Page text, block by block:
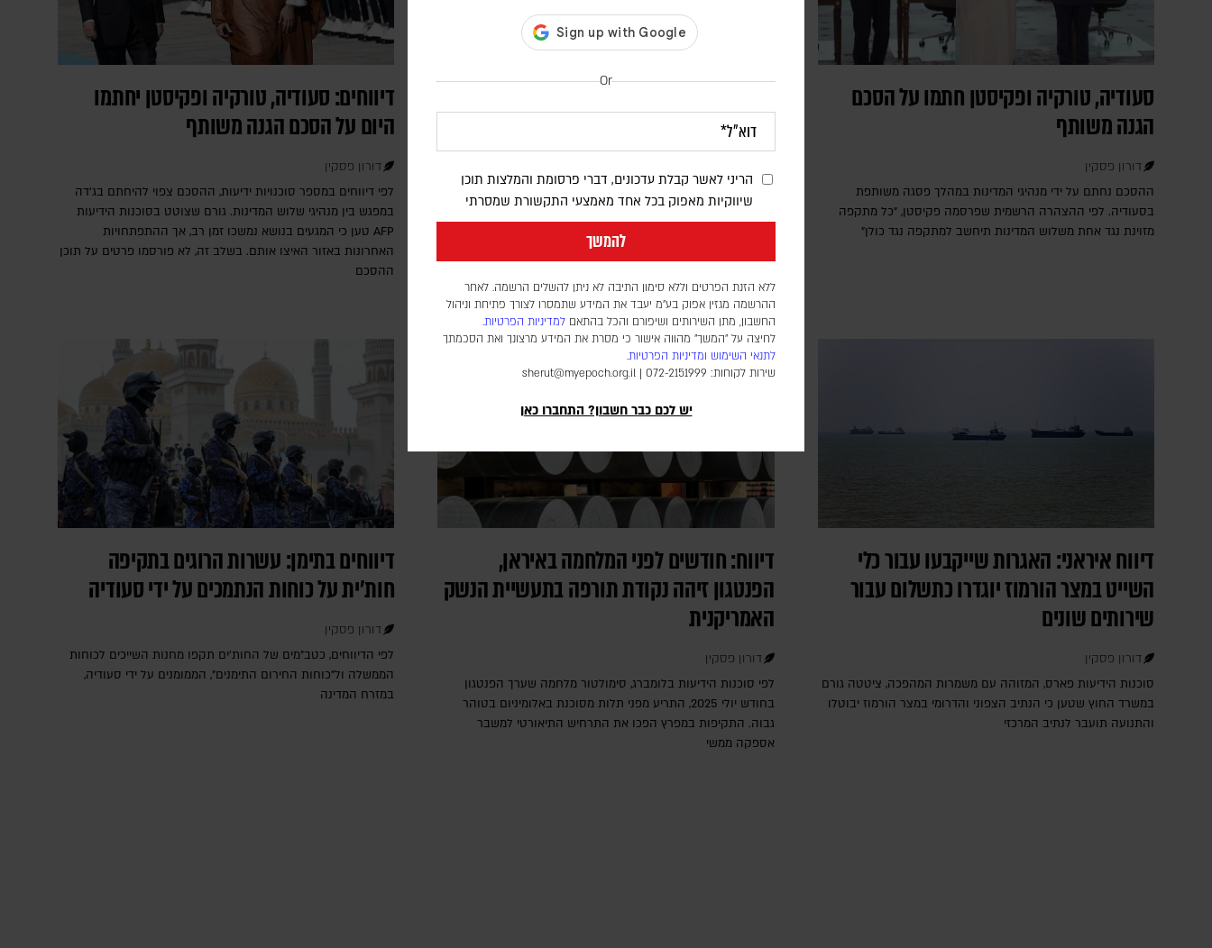
Or
הריני לאשר קבלת עדכונים, דברי פרסומת והמלצות תוכן
שיווקיות מאפוק בכל אחד מאמצעי התקשורת שמסרתי
להמשך
ללא הזנת הפרטים וללא סימון התיבה לא ניתן להשלים הרשמה. לאחר
ההרשמה מגזין אפוק בע״מ יעבד את המידע שתמסרו לצורך פתיחת וניהול
החשבון, מתן השירותים ושיפורם והכל בהתאם למדיניות הפרטיות.
לחיצה על "המשך" מהווה אישור כי מסרת את המידע מרצונך ואת הסכמתך
לתנאי השימוש ומדיניות הפרטיות.
שירות לקוחות: 072-2151999 |
sherut@myepoch.org.il
יש לכם כבר חשבון? התחברו כאן
סעודיה, טורקיה ופקיסטן חתמו על הסכם
הגנה משותף
דורון פסקין
ההסכם נחתם על ידי מנהיגי המדינות במהלך פסגה משותפת
בסעודיה. לפי ההצהרה הרשמית שפרסמה פקיסטן, "כל מתקפה
מזוינת נגד אחת משלוש המדינות תיחשב למתקפה נגד כולן"
באוגנדה אישר שליחת חיילים לרצועת עזה
במסגרת כוח הייצוב הבין-לאומי
דורון פסקין
מספר החיילים ומועד פריסתם טרם פורסמו. הכוח הבין-לאומי עדיין
לא נפרס ברצועה, וממתין ליישום השלב השני וכניסת המנהלת
הפלסטינית שאמורה לנהל את הרצועה
דיווחים: סעודיה, טורקיה ופקיסטן יחתמו
היום על הסכם הגנה משותף
דורון פסקין
לפי דיווחים במספר סוכנויות ידיעות, ההסכם צפוי להיחתם בג'דה
במפגש בין מנהיגי שלוש המדינות. גורם שצוטט בסוכנות הידיעות
AFP טען כי המגעים בנושא נמשכו זמן רב, אך ההתפתחויות
האחרונות באזור האיצו אותם. בשלב זה, לא פורסמו פרטים על תוכן
ההסכם
דיווח איראני: האגרות שייקבעו עבור כלי
השייט במצר הורמוז יוגדרו כתשלום עבור
שירותים שונים
דורון פסקין
סוכנות הידיעות פארס, המזוהה עם משמרות המהפכה, ציטטה גורם
במשרד החוץ שטען כי הנתיב הצפוני והדרומי במצר הורמוז יבוטלו
והתנועה תועבר לנתיב המרכזי
דיווח: חודשים לפני המלחמה באיראן,
הפנטגון זיהה נקודת תורפה בתעשיית הנשק
האמריקנית
דורון פסקין
לפי סוכנות הידיעות בלומברג, סימולטור מלחמה שערך הפנטגון
בחודש יולי 2025, התריע מפני תלות מסוכנת באלומיניום בטוהר
גבוה. התקיפות במפרץ הפכו את התרחיש התיאורטי למשבר
אספקה ממשי
דיווחים בתימן: עשרות הרוגים בתקיפה
חות'ית על כוחות הנתמכים על ידי סעודיה
דורון פסקין
לפי הדיווחים, כטב"מים של החות'ים תקפו מחנות השייכים לכוחות
הממשלה ול"כוחות החירום התימנים", הממומנים על ידי סעודיה,
במזרח המדינה